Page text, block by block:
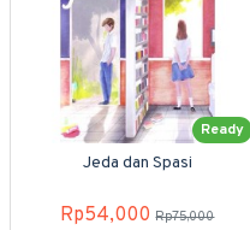
Ready
Jeda dan Spasi
Rp54,000 Rp75,000